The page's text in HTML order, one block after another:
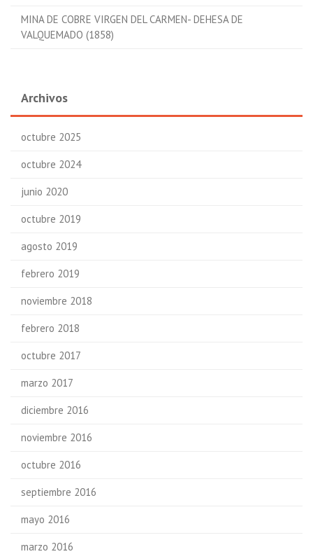
MINA DE COBRE VIRGEN DEL CARMEN- DEHESA DE
VALQUEMADO (1858)
Archivos
octubre 2025
octubre 2024
junio 2020
octubre 2019
agosto 2019
febrero 2019
noviembre 2018
febrero 2018
octubre 2017
marzo 2017
diciembre 2016
noviembre 2016
octubre 2016
septiembre 2016
mayo 2016
marzo 2016